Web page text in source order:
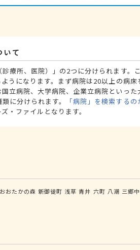
いて
療所、医院）」の2つに分けられます。
うになります。まず病院は20以上の病
立病院、大学病院、企業立病院といっ
に分けられます。
「病院」を検索する
・ファイルとなります。
おたかの森 新御徒町 浅草 青井 六町 八潮 三郷